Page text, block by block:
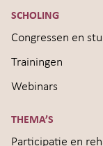
SCHOLING
Congressen en
Trainingen
Webinars
THEMA’S
Participatie en